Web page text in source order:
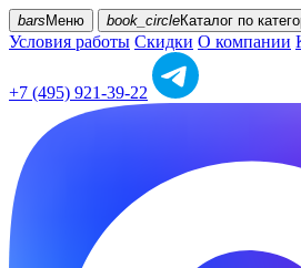
bars Меню book_circleКаталог по
Условия работы Скидки О компании
+7 (495) 921-39-22